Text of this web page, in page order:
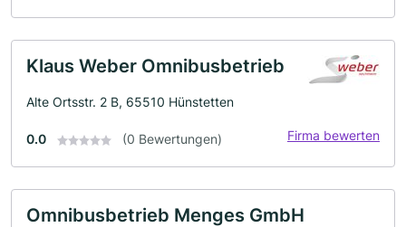
Klaus Weber Omnibusbetrieb
Alte Ortsstr. 2 B, 65510 Hünstetten
0.0 (0 Bewertungen) Firma bewerten
Omnibusbetrieb Menges GmbH